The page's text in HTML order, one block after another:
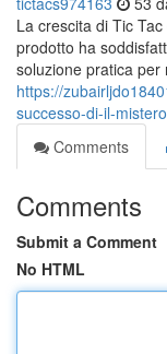
La crescita di Tic
prodotto ha
soluzione pratica
https://
successo-di-il-
Comments
Comments
Submit a Comment
No HTML